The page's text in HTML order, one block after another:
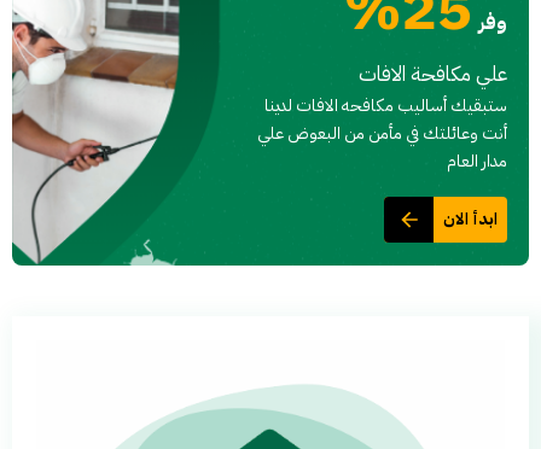
وفر
علي مكافحة الافات
ستبقيك أساليب مكافحه الافات لدينا
أنت وعائلتك في مأمن من البعوض علي
مدار العام
ابدأ الان